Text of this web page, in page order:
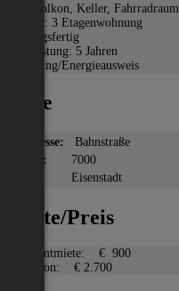
Balkon, Keller, Fahrradraum,
Etage: 3 Etagenwohnung
Bezugsfertig
Befristung: 5 Jahren
Heizung/Energieausweis
Lage
Adresse:
Bahnstraße
PLZ:
7000
Eisenstadt
Miete/Preis
Gesamtmiete:
€ 900
Kaution:
€ 2.700